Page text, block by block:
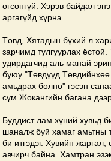
өгсөнгүй. Хэрэв байдал
аргагүйд хүрнэ.
Төвд, Хятадын бүхий л
зарчимд тулгуурлах
удирдагчид аль манай
буюу "Төвдүүд Төвдийнхөө
амьдрах болно" гэсэн
сүм Жокангийн багана
Буддист лам хүний хувьд
шаналж буй хамаг амьтны
би итгэдэг. Хувийн
авчирч байна. Хамтран